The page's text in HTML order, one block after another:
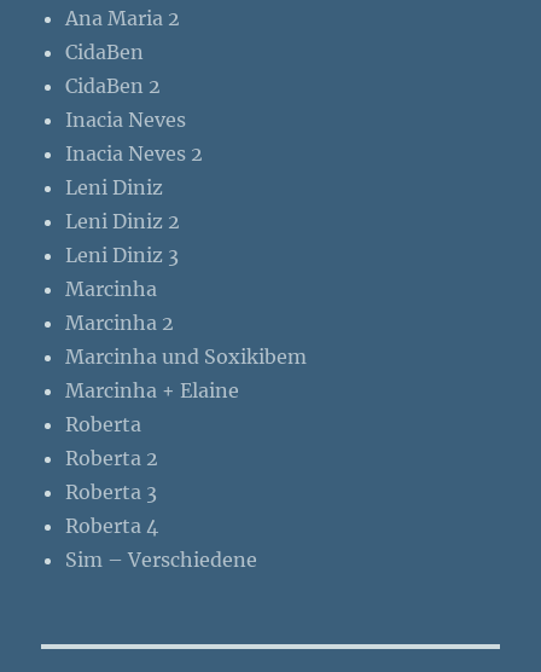
Ana Maria 2
CidaBen
CidaBen 2
Inacia Neves
Inacia Neves 2
Leni Diniz
Leni Diniz 2
Leni Diniz 3
Marcinha
Marcinha 2
Marcinha und Soxikibem
Marcinha + Elaine
Roberta
Roberta 2
Roberta 3
Roberta 4
Sim – Verschiedene